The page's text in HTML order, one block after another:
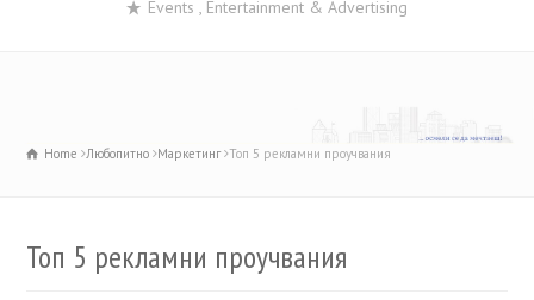
Events , Entertainment & Advertising
Home Любопитно Маркетинг Топ 5 рекламни проучвания
Топ 5 рекламни проучвания